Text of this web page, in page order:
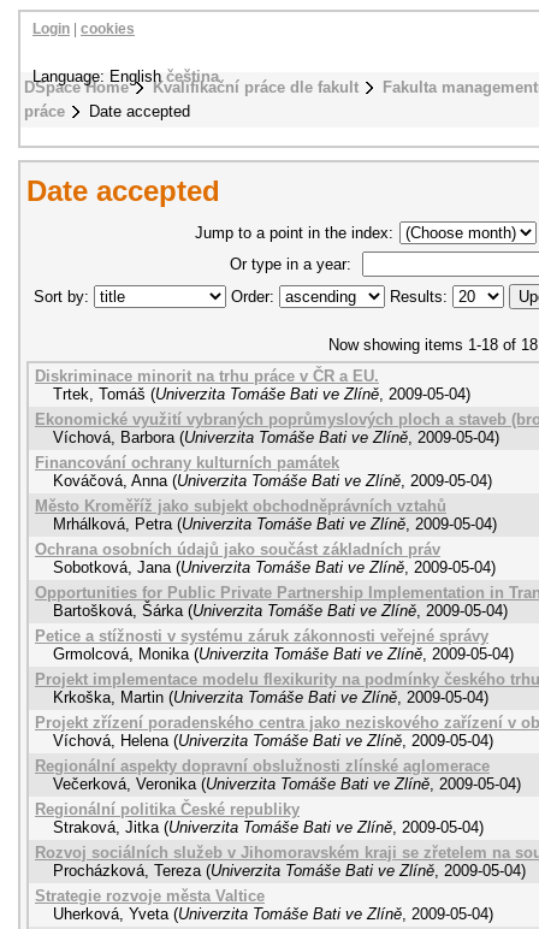
DSpace Home Kvalifikační práce dle fakult
Fakulta
práce
Date accepted
Login cookies
Language: Englishčeština
Date accepted
Jump to a point in the index:
Or type in a year:
Sort by:
Order: Results:
Now showing items 1-18 of 18
Diskriminace minorit na trhu práce v ČR a EU.
Trtek, Tomáš (Univerzita Tomáše Bati ve Zlíně, 2009-05-04)
Ekonomické využití vybraných poprůmyslových ploch a staveb
Víchová, Barbora (Univerzita Tomáše Bati ve Zlíně, 2009-05-04)
Financování ochrany kulturních památek
Kováčová, Anna (Univerzita Tomáše Bati ve Zlíně, 2009-05-04)
Město Kroměříž jako subjekt obchodněprávních vztahů
Mrhálková, Petra (Univerzita Tomáše Bati ve Zlíně, 2009-05-04)
Ochrana osobních údajů jako součást základních práv
Sobotková, Jana (Univerzita Tomáše Bati ve Zlíně, 2009-05-04)
Opportunities for Public Private Partnership Implementation in
Bartošková, Šárka (Univerzita Tomáše Bati ve Zlíně, 2009-05-04)
Petice a stížnosti v systému záruk zákonnosti veřejné správy
Grmolcová, Monika (Univerzita Tomáše Bati ve Zlíně, 2009-05-04)
Projekt implementace modelu flexikurity na podmínky českého
Krkoška, Martin (Univerzita Tomáše Bati ve Zlíně, 2009-05-04)
Projekt zřízení poradenského centra jako neziskového zařízení v
Víchová, Helena (Univerzita Tomáše Bati ve Zlíně, 2009-05-04)
Regionální aspekty dopravní obslužnosti zlínské aglomerace
Večerková, Veronika (Univerzita Tomáše Bati ve Zlíně, 2009-05-04)
Regionální politika České republiky
Straková, Jitka (Univerzita Tomáše Bati ve Zlíně, 2009-05-04)
Rozvoj sociálních služeb v Jihomoravském kraji se zřetelem na
Procházková, Tereza (Univerzita Tomáše Bati ve Zlíně, 2009-05-04)
Strategie rozvoje města Valtice
Uherková, Yveta (Univerzita Tomáše Bati ve Zlíně, 2009-05-04)